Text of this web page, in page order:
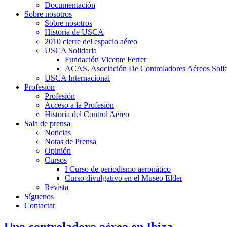
Documentación
Sobre nosotros
Sobre nosotros
Historia de USCA
2010 cierre del espacio aéreo
USCA Solidaria
Fundación Vicente Ferrer
ACAS. Asociación De Controladores Aéreos
USCA Internacional
Profesión
Profesión
Acceso a la Profesión
Historia del Control Aéreo
Sala de prensa
Noticias
Notas de Prensa
Opinión
Cursos
I Curso de periodismo aeronático
Curso divulgativo en el Museo Elder
Revista
Síguenos
Contactar